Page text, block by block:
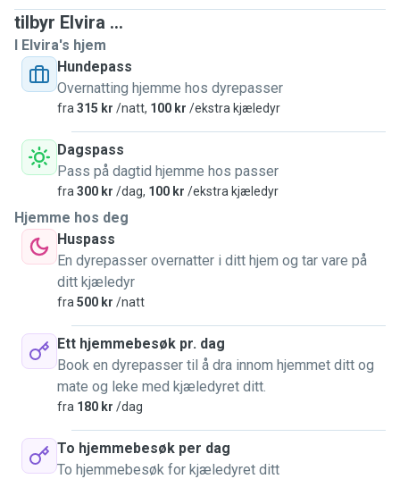
Är väldigt van vid djurbesök och har tagit hand om många
vänners husdjur när de varit bortresta, och jag blir så glad
när jag får göra det! Anpassar mig till djurets behov, alla är
så olika. Kan iallafall spendera mycket tid med dem. Har ett
stort och luftigt eget rum och även stora fellesrum i
lägenheten, mitt på Majorstuen, nära Frognerparken och
andra små parker.
tilbyr Elvira ...
I Elvira's hjem
Hundepass
Overnatting hjemme hos dyrepasser
fra 315 kr /natt, 100 kr /ekstra kjæledyr
Dagspass
Pass på dagtid hjemme hos passer
fra 300 kr /dag, 100 kr /ekstra kjæledyr
Hjemme hos deg
Huspass
En dyrepasser overnatter i ditt hjem og tar vare på
ditt kjæledyr
fra 500 kr /natt
Ett hjemmebesøk pr. dag
Book en dyrepasser til å dra innom hjemmet ditt og
mate og leke med kjæledyret ditt.
fra 180 kr /dag
To hjemmebesøk per dag
To hjemmebesøk for kjæledyret ditt